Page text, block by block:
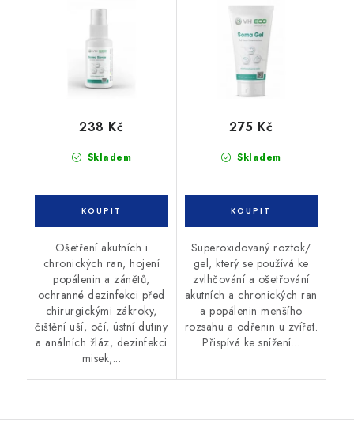
Skladem
238 Kč
Ošetření akutních i
chronických ran, hojení
popálenin a zánětů,
ochranné dezinfekci před
chirurgickými zákroky,
čištění uší, očí, ústní dutiny
a análních žláz, dezinfekci
misek,...
Skladem
275 Kč
Superoxidovaný roztok/
gel, který se používá ke
zvlhčování a ošetřování
akutních a chronických ran
a popálenin menšího
rozsahu a odřenin u zvířat.
Přispívá ke snížení...